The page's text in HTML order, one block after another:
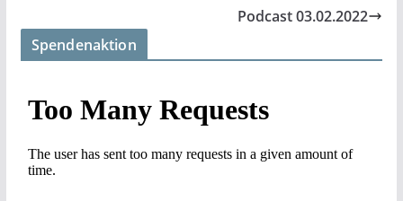
Podcast 03.02.2022
Spendenaktion